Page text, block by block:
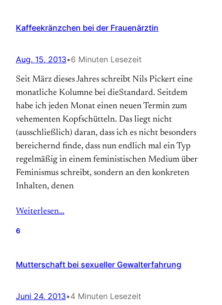
Kaffeekränzchen bei der Frauenärztin
Aug. 15, 2013•6 Minuten Lesezeit
Seit März dieses Jahres schreibt Nils Pickert eine
monatliche Kolumne bei dieStandard. Seitdem
habe ich jeden Monat einen neuen Termin zum
vehementen Kopfschütteln. Das liegt nicht
(ausschließlich) daran, dass ich es nicht besonders
bereichernd finde, dass nun endlich mal ein Typ
regelmäßig in einem feministischen Medium über
Feminismus schreibt, sondern an den konkreten
Inhalten, denen
Weiterlesen…
6
Mutterschaft bei sexueller Gewalterfahrung
Juni 24, 2013•4 Minuten Lesezeit